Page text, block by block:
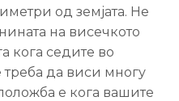
од земјата. Не
на висечкото
кога седите во
треба да виси многу
е кога вашите